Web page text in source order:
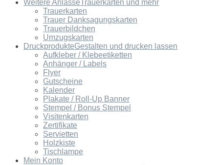
Weitere AnlässeTrauerkarten und mehr
Trauerkarten
Trauer Danksagungskarten
Trauerbildchen
Umzugskarten
DruckprodukteGestalten und drucken lassen
Aufkleber / Klebeetiketten
Anhänger / Labels
Flyer
Gutscheine
Kalender
Plakate / Roll-Up Banner
Stempel / Bonus Stempel
Visitenkarten
Zertifikate
Servietten
Holzkiste
Tischlampe
Mein Konto